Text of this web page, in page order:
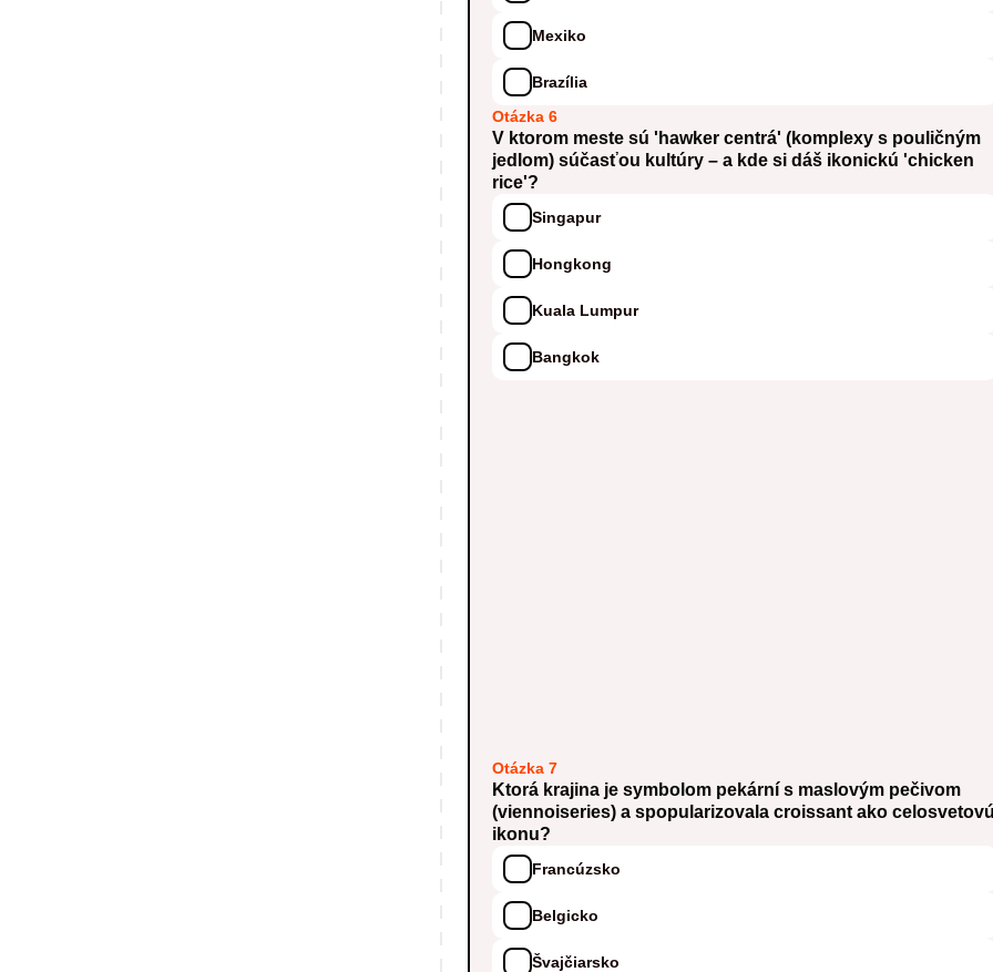
Mexiko
Brazília
Otázka 6
V ktorom meste sú 'hawker centrá' (komplexy s pouličným
jedlom) súčasťou kultúry – a kde si dáš ikonickú 'chicken
rice'?
Singapur
Hongkong
Kuala Lumpur
Bangkok
Otázka 7
Ktorá krajina je symbolom pekární s maslovým pečivom
(viennoiseries) a spopularizovala croissant ako
ikonu?
Francúzsko
Belgicko
Švajčiarsko